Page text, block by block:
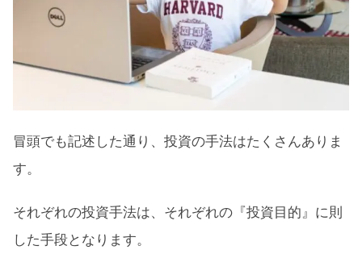
る
まずは老後資金を貯めておく
子どもの教育資金を貯める
FIREを目指すならリスクを取って資産
保有資産の保護のための投資
投資をはじめる前に考えておくことまとめ
冒頭でも記述した通り、投資の手法はたくさんありま
す。
それぞれの投資手法は、それぞれの『投資目的』に則
した手段となります。